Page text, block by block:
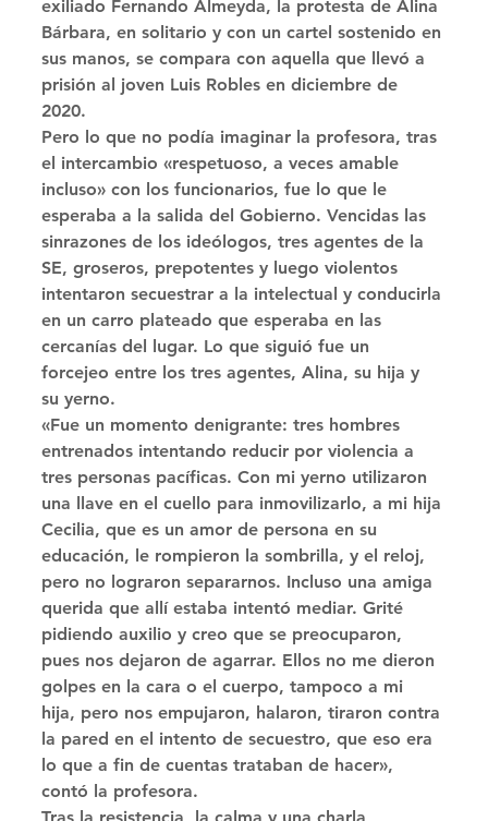
exiliado Fernando Almeyda, la protesta de Alina
Bárbara, en solitario y con un cartel sostenido en
sus manos, se compara con aquella que llevó a
prisión al joven Luis Robles en diciembre de
2020.
Pero lo que no podía imaginar la profesora, tras
el intercambio «respetuoso, a veces amable
incluso» con los funcionarios, fue lo que le
esperaba a la salida del Gobierno. Vencidas las
sinrazones de los ideólogos, tres agentes de la
SE, groseros, prepotentes y luego violentos
intentaron secuestrar a la intelectual y conducirla
en un carro plateado que esperaba en las
cercanías del lugar. Lo que siguió fue un
forcejeo entre los tres agentes, Alina, su hija y
su yerno.
«Fue un momento denigrante: tres hombres
entrenados intentando reducir por violencia a
tres personas pacíficas. Con mi yerno utilizaron
una llave en el cuello para inmovilizarlo, a mi hija
Cecilia, que es un amor de persona en su
educación, le rompieron la sombrilla, y el reloj,
pero no lograron separarnos. Incluso una amiga
querida que allí estaba intentó mediar. Grité
pidiendo auxilio y creo que se preocuparon,
pues nos dejaron de agarrar. Ellos no me dieron
golpes en la cara o el cuerpo, tampoco a mi
hija, pero nos empujaron, halaron, tiraron contra
la pared en el intento de secuestro, que eso era
lo que a fin de cuentas trataban de hacer»,
contó la profesora.